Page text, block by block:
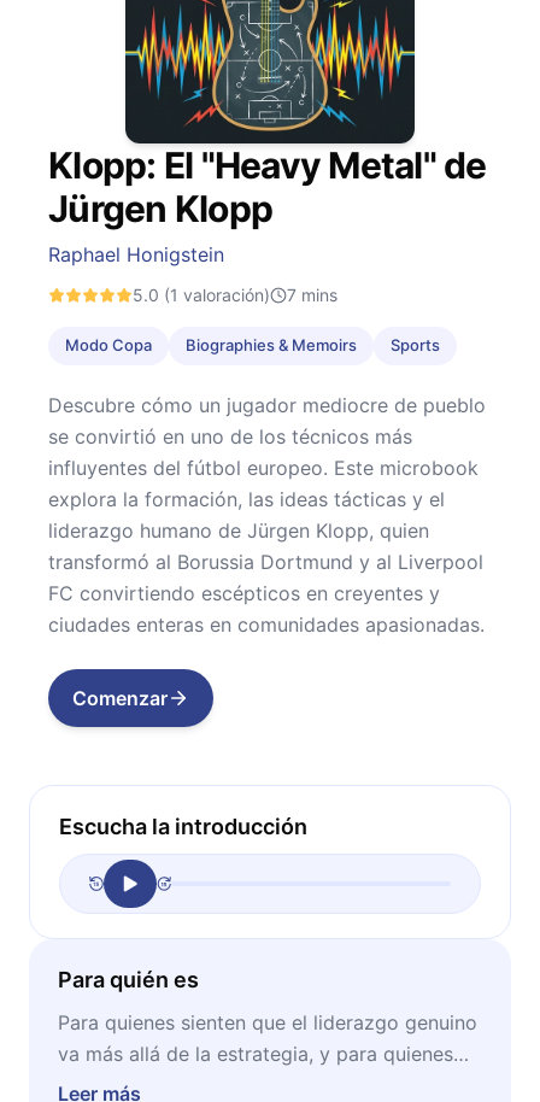
Klopp: El "Heavy Metal" de
Jürgen Klopp
Raphael Honigstein
5.0 (1 valoración) 7 mins
Modo Copa Biographies & Memoirs Sports
Descubre cómo un jugador mediocre de pueblo
se convirtió en uno de los técnicos más
influyentes del fútbol europeo. Este microbook
explora la formación, las ideas tácticas y el
liderazgo humano de Jürgen Klopp, quien
transformó al Borussia Dortmund y al Liverpool
FC convirtiendo escépticos en creyentes y
ciudades enteras en comunidades apasionadas.
Comenzar
Escucha la introducción
Para quién es
Para quienes sienten que el liderazgo genuino
va más allá de la estrategia, y para quienes
buscan entender cómo la conexión humana y
Leer más